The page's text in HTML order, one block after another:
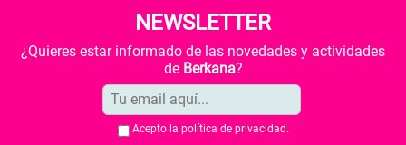
NEWSLETTER
¿Quieres estar informado de las novedades y actividades
de Berkana?
Acepto la política de privacidad .